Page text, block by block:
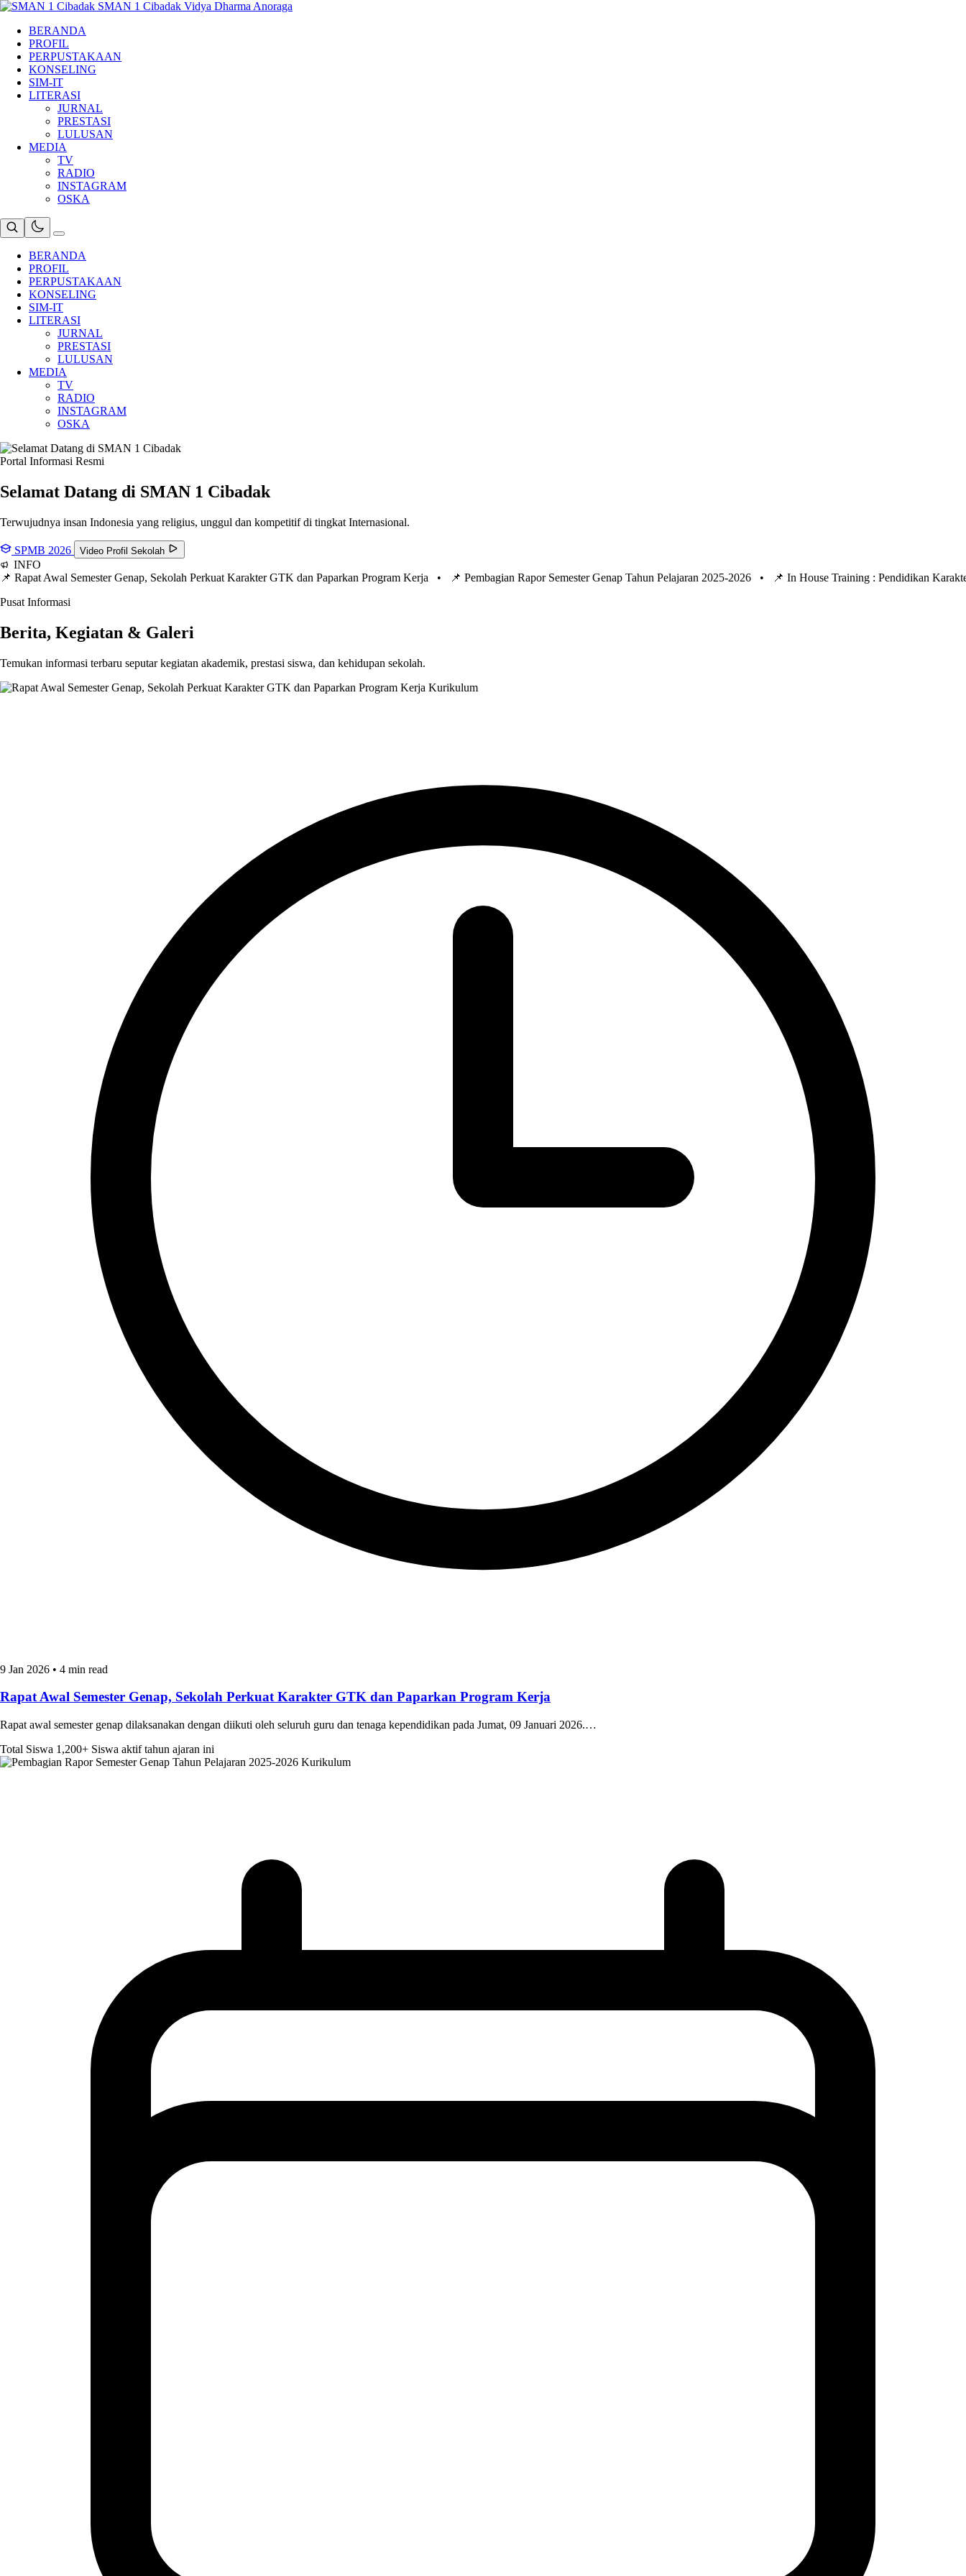
Skip
content
SMAN 1 Cibadak Vidya Dharma Anoraga
BERANDA
PROFIL
PERPUSTAKAAN
KONSELING
SIM-IT
LITERASI
JURNAL
PRESTASI
LULUSAN
MEDIA
TV
RADIO
INSTAGRAM
OSKA
BERANDA
PROFIL
PERPUSTAKAAN
KONSELING
SIM-IT
LITERASI
JURNAL
PRESTASI
LULUSAN
MEDIA
TV
RADIO
INSTAGRAM
OSKA
Portal Informasi Resmi
Selamat Datang di SMAN 1 Cibadak
Terwujudnya insan Indonesia yang religius, unggul dan kompetitif di tingkat Internasional.
SPMB 2026 Video Profil Sekolah
INFO
📌 Rapat Awal Semester Genap, Sekolah Perkuat Karakter GTK dan Paparkan Program Kerja •
📌 Pembagian Rapor Semester Genap Tahun Pelajaran 2025-2026 •
📌 In House Training : Pendidikan
Pusat Informasi
Berita, Kegiatan & Galeri
Temukan informasi terbaru seputar kegiatan akademik, prestasi siswa, dan kehidupan sekolah.
Kurikulum
9 Jan 2026 • 4 min read
Rapat Awal Semester Genap, Sekolah Perkuat Karakter GTK dan Paparkan Program Kerja
Rapat awal semester genap dilaksanakan dengan diikuti oleh seluruh guru dan tenaga kependidikan pada Jumat, 09 Januari 2026.…
Total Siswa 1,200+ Siswa aktif tahun ajaran ini
Kurikulum